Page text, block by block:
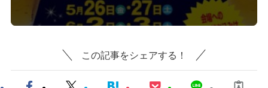
この記事をシェアする！